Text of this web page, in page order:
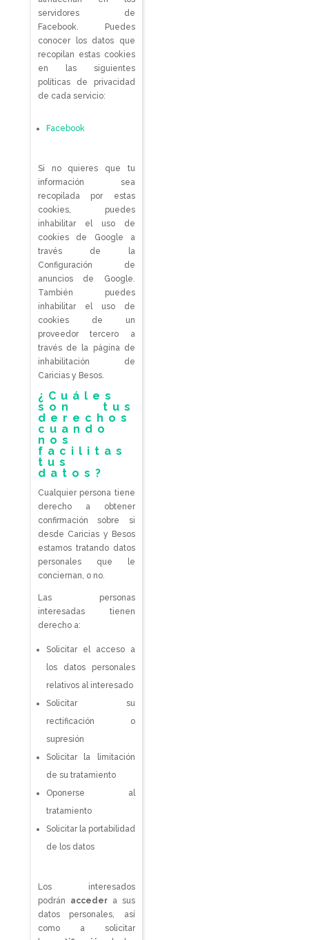
servidores de
Facebook. Puedes
conocer los datos que
recopilan estas cookies
en las siguientes
políticas de privacidad
de cada servicio:
Facebook
Si no quieres que tu
información sea
recopilada por estas
cookies, puedes
inhabilitar el uso de
cookies de Google a
través de la
Configuración de
anuncios de Google.
También puedes
inhabilitar el uso de
cookies de un
proveedor tercero a
través de la página de
inhabilitación de
Caricias y Besos.
¿Cuáles
son tus
derechos
cuando
nos
facilitas
tus
datos?
Cualquier persona tiene
derecho a obtener
confirmación sobre si
desde Caricias y Besos
estamos tratando datos
personales que le
conciernan, o no.
Las personas
interesadas tienen
derecho a:
Solicitar el acceso a
los datos personales
relativos al interesado
Solicitar su
rectificación o
supresión
Solicitar la limitación
de su tratamiento
Oponerse al
tratamiento
Solicitar la portabilidad
de los datos
Los interesados
podrán accedera sus
datos personales, así
como a solicitar